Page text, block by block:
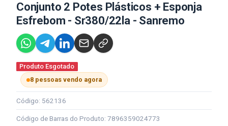
Conjunto 2 Potes Plásticos + Esponja
Esfrebom - Sr380/22la - Sanremo
Produto Esgotado
8 pessoas vendo agora
Código: 562136
Código de Barras do Produto: 7896359024773